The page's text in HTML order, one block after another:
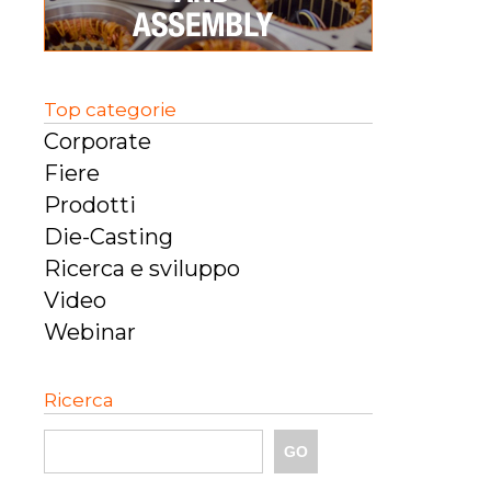
Top categorie
Corporate
Fiere
Prodotti
Die-Casting
Ricerca e sviluppo
Video
Webinar
Ricerca